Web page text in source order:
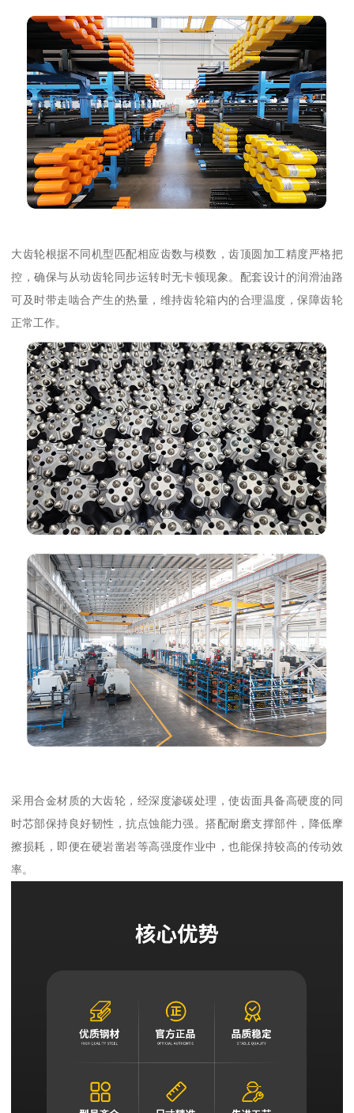
大齿轮根据不同机型匹配相应齿数与模数，齿顶圆加工精度严格把
控，确保与从动齿轮同步运转时无卡顿现象。配套设计的润滑油路
可及时带走啮合产生的热量，维持齿轮箱内的合理温度，保障齿轮
正常工作。
采用合金材质的大齿轮，经深度渗碳处理，使齿面具备高硬度的同
时芯部保持良好韧性，抗点蚀能力强。搭配耐磨支撑部件，降低摩
擦损耗，即便在硬岩凿岩等高强度作业中，也能保持较高的传动效
率。